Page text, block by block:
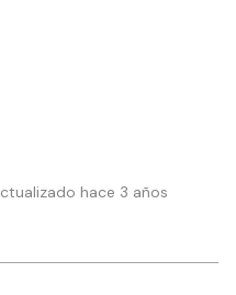
hace 3 años